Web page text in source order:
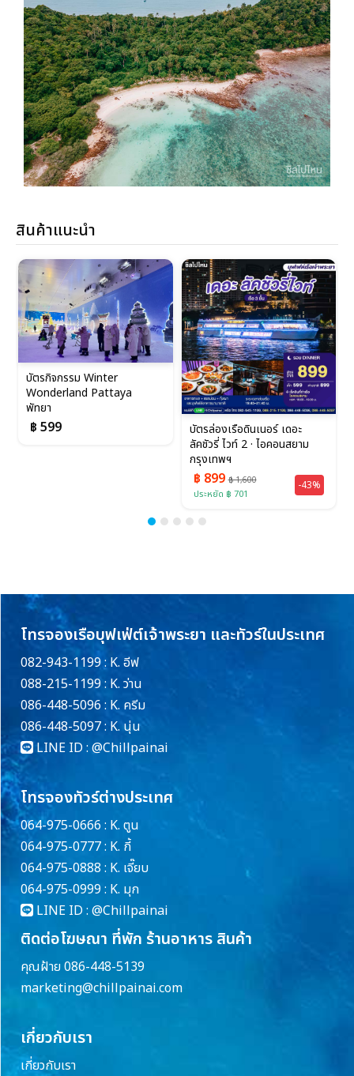
สินค้าแนะนำ
บัตรกิจกรรม Winter
Wonderland Pattaya
พัทยา
฿ 599
บัตรล่องเรือดินเนอร์ เดอะ
ลัคชัวรี่ ไวท์ 2 · ไอคอนสยาม
กรุงเทพฯ
฿ 899฿ 1,600
ประหยัด ฿ 701
-43%
โทรจองเรือบุฟเฟ่ต์เจ้าพระยา และทัวร์ในประเทศ
082-943-1199 : K. อีฟ
088-215-1199 : K. ว่าน
086-448-5096 : K. ครีม
086-448-5097 : K. นุ่น
LINE ID : @Chillpainai
โทรจองทัวร์ต่างประเทศ
064-975-0666 : K. ตูน
064-975-0777 : K. กี้
064-975-0888 : K. เจี๊ยบ
064-975-0999 : K. มุก
LINE ID : @Chillpainai
ติดต่อโฆษณา ที่พัก ร้านอาหาร สินค้า
คุณฝ้าย 086-448-5139
marketing@chillpainai.com
เกี่ยวกับเรา
เกี่ยวกับเรา